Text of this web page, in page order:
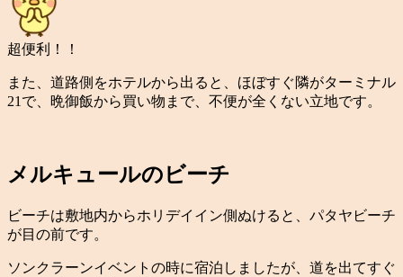
超便利！！
また、道路側をホテルから出ると、ほぼすぐ隣がターミナル
21で、晩御飯から買い物まで、不便が全くない立地です。
メルキュールのビーチ
ビーチは敷地内からホリデイイン側ぬけると、パタヤビーチ
が目の前です。
ソンクラーンイベントの時に宿泊しましたが、道を出てすぐ